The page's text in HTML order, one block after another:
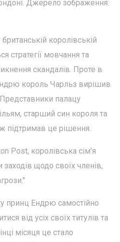
Джерело зображення:
королівській
стратегії мовчання та
скандалів. Проте в
король Чарльз вирішив
палацу
старший син короля та
підтримав це рішення.
Post, королівська сім'я
щодо своїх членів,
принц Ендрю самостійно
від усіх своїх титулів та
місяця це стало